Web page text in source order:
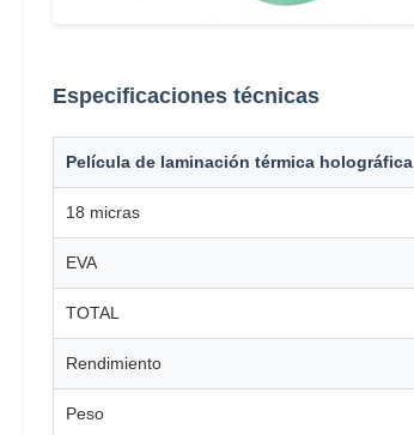
Especificaciones técnicas
Película de laminación térmica holográfica
18 micras
EVA
TOTAL
Rendimiento
Peso